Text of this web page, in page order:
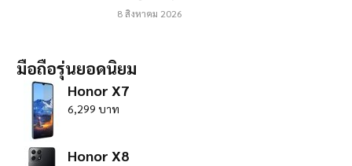
8 สิงหาคม 2026
มือถือรุ่นยอดนิยม
Honor X7
6,299 บาท
Honor X8